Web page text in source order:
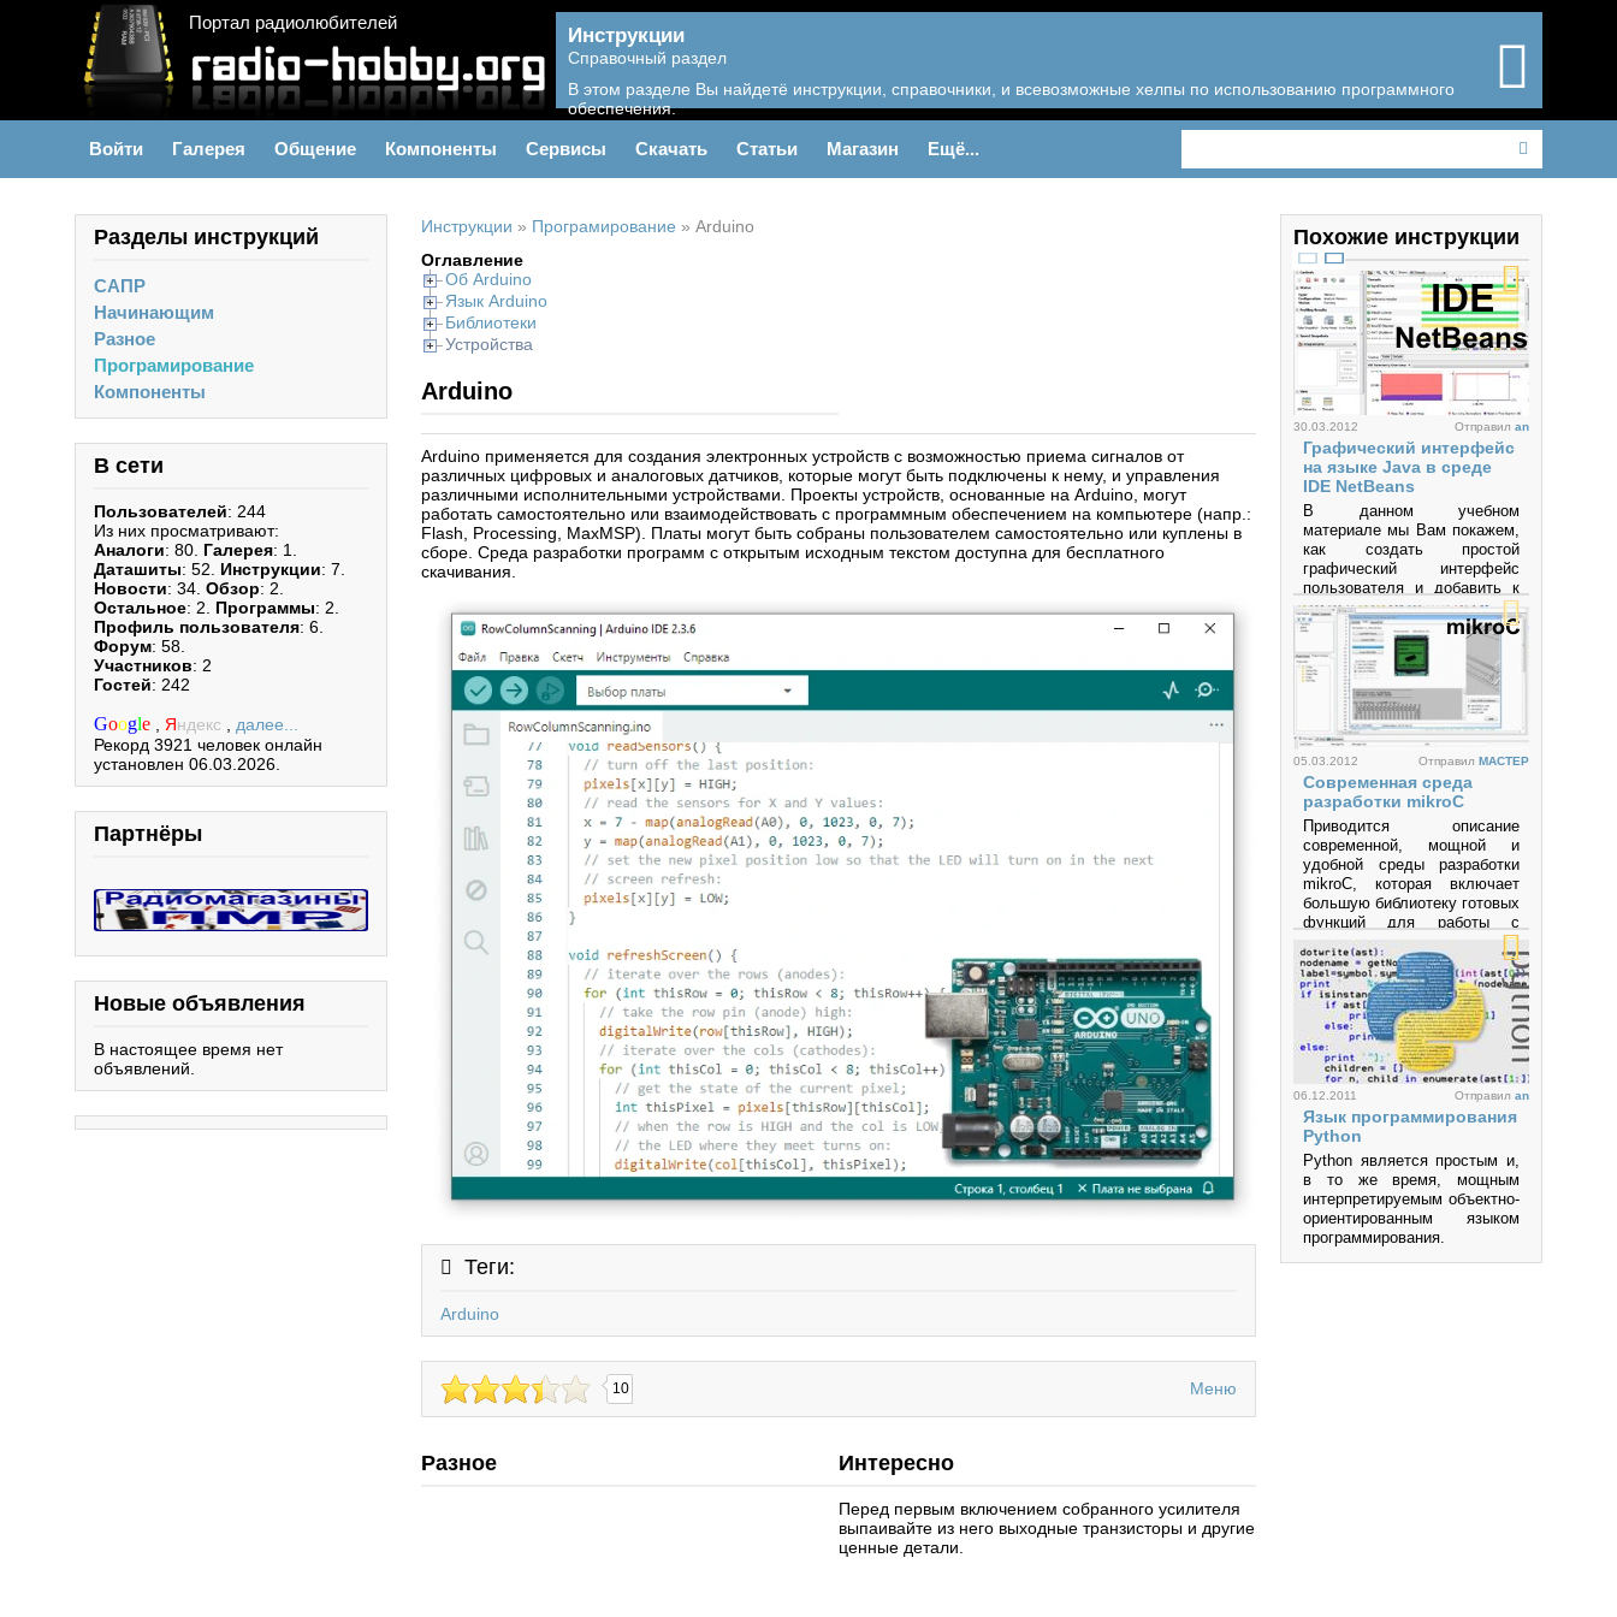
Портал радиолюбителей
Инструкции
Справочный раздел
В этом разделе Вы найдетё инструкции, справочники, и всевозможные хелпы по использованию программного
обеспечения.
Войти Галерея Общение Компоненты Сервисы Скачать Статьи Магазин Ещё...
Разделы инструкций
САПР
Начинающим
Разное
Програмирование
Компоненты
В сети
Пользователей: 244
Из них просматривают:
Аналоги: 80. Галерея: 1.
Даташиты: 52. Инструкции: 7.
Новости: 34. Обзор: 2.
Остальное: 2. Программы: 2.
Профиль пользователя: 6.
Форум: 58.
Участников: 2
Гостей: 242
Google Яндекс
далее...
Рекорд 3921 человек онлайн
установлен 06.03.2026.
Партнёры
Новые объявления
В настоящее время нет
объявлений.
Инструкции » Програмирование » Arduino
Оглавление
Об Arduino
Язык Arduino
Библиотеки
Устройства
Arduino
Arduino применяется для создания электронных устройств с возможностью приема сигналов от
различных цифровых и аналоговых датчиков, которые могут быть подключены к нему, и управления
различными исполнительными устройствами. Проекты устройств, основанные на Arduino, могут
работать самостоятельно или взаимодействовать с программным обеспечением на компьютере (напр.:
Flash, Processing, MaxMSP). Платы могут быть собраны пользователем самостоятельно или куплены в
сборе. Среда разработки программ с открытым исходным текстом доступна для бесплатного
скачивания.
Теги:
Arduino
10 Меню
Разное Интересно
Перед первым включением собранного усилителя
выпаивайте из него выходные транзисторы и другие
ценные детали.
Похожие инструкции
30.03.2012 Отправил an
Графический интерфейс
на языке Java в среде
IDE NetBeans
В данном учебном
материале мы Вам покажем,
как создать простой
графический интерфейс
пользователя и добавить к
нему несложной
функциональности.
Просмотров: 64697
05.03.2012 Отправил MACTEP
Современная среда
разработки mikroC
Приводится описание
современной, мощной и
удобной среды разработки
mikroC, которая включает
большую библиотеку готовых
функций для работы с
разнообразными
интерфейсами и
устройствами и позволяет
быстро создавать
эффективные программы на
языке высокого уровня Си
для микроконтроллеров
семейств PIC, AVR, MCS-51
и др.
Просмотров: 219961
06.12.2011 Отправил an
Язык программирования
Python
Python является простым и,
в то же время, мощным
интерпретируемым объектно-
ориентированным языком
программирования.
Просмотров: 457311